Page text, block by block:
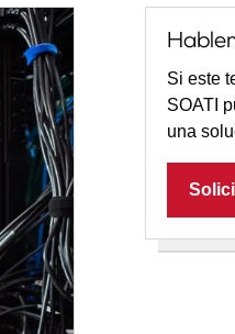
Si este
SOATI
una